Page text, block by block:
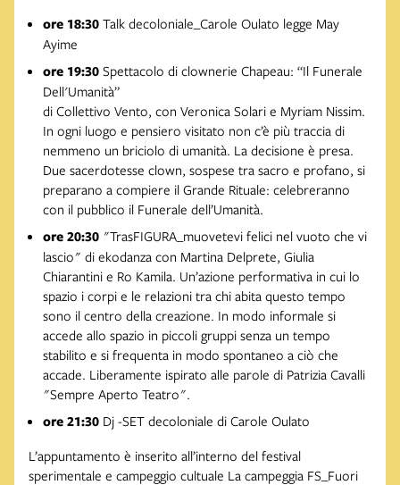
ore 18:30 Talk decoloniale_Carole Oulato legge May
Ayime
ore 19:30 Spettacolo di clownerie Chapeau: “Il Funerale
Dell'Umanità”
di Collettivo Vento, con Veronica Solari e Myriam Nissim.
In ogni luogo e pensiero visitato non c’è più traccia di
nemmeno un briciolo di umanità. La decisione è presa.
Due sacerdotesse clown, sospese tra sacro e profano, si
preparano a compiere il Grande Rituale: celebreranno
con il pubblico il Funerale dell’Umanità.
ore 20:30 "TrasFIGURA_muovetevi felici nel vuoto che vi
lascio" di ekodanza con Martina Delprete, Giulia
Chiarantini e Ro Kamila. Un’azione performativa in cui lo
spazio i corpi e le relazioni tra chi abita questo tempo
sono il centro della creazione. In modo informale si
accede allo spazio in piccoli gruppi senza un tempo
stabilito e si frequenta in modo spontaneo a ciò che
accade. Liberamente ispirato alle parole di Patrizia Cavalli
"Sempre Aperto Teatro".
ore 21:30 Dj -SET decoloniale di Carole Oulato
L’appuntamento è inserito all’interno del festival
sperimentale e campeggio cultuale La campeggia FS_Fuori